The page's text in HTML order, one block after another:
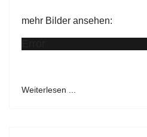
mehr Bilder ansehen:
Weiterlesen ...